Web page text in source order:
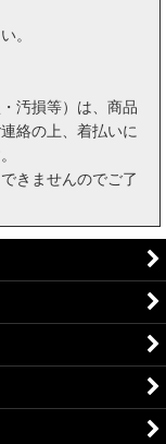
。
汚損等）は、商品
絡の上、着払いに
きませんのでご了